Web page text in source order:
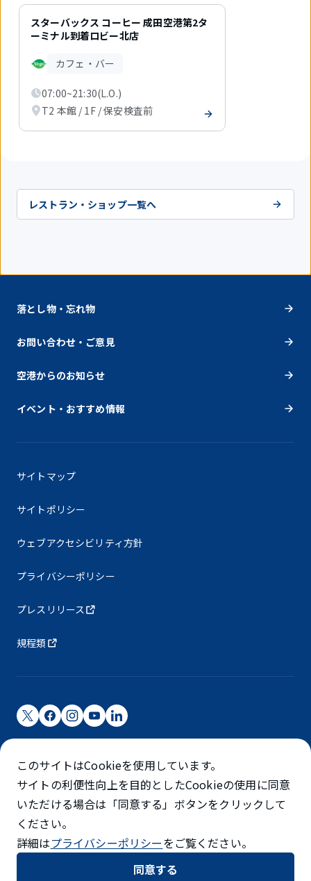
スターバックス コーヒー 成田空港第2タ
ーミナル到着ロビー北店
カフェ・バー
07:00~21:30(L.O.)
T2 本館 / 1F / 保安検査前
レストラン・ショップ一覧へ
落とし物・忘れ物
お問い合わせ・ご意見
空港からのお知らせ
イベント・おすすめ情報
サイトマップ
サイトポリシー
ウェブアクセシビリティ方針
プライバシーポリシー
プレスリリース
規程類
成田国際空港株式会社
成田国際空港は成田国際空港㈱（NAA）が運営しています
©NARITA INTERNATIONAL AIRPORT CORPORATION
SKYTRAX
5スターエアポート
このサイトはCookieを使用しています。
サイトの利便性向上を目的としたCookieの使用に同意
いただける場合は「同意する」ボタンをクリックして
ください。
詳細はプライバシーポリシーをご覧ください。
同意する